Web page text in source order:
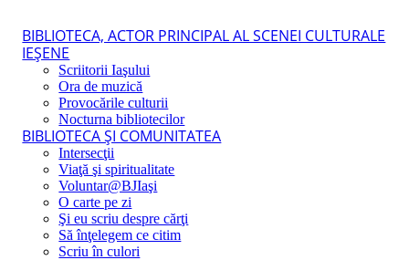
BIBLIOTECA, ACTOR PRINCIPAL AL SCENEI CULTURALE
IEŞENE
Scriitorii Iaşului
Ora de muzică
Provocările culturii
Nocturna bibliotecilor
BIBLIOTECA ŞI COMUNITATEA
Intersecţii
Viaţă şi spiritualitate
Voluntar@BJIaşi
O carte pe zi
Şi eu scriu despre cărţi
Să înţelegem ce citim
Scriu în culori